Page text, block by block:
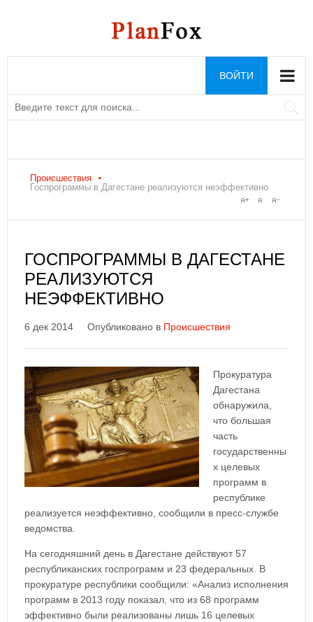
ВОЙТИ
Происшествия
Госпрограммы в Дагестане реализуются неэффективно
ГОСПРОГРАММЫ В ДАГЕСТАНЕ
РЕАЛИЗУЮТСЯ
НЕЭФФЕКТИВНО
6 дек 2014 Опубликовано в Происшествия
Прокуратура
Дагестана
обнаружила,
что большая
часть
государственны
х целевых
программ в
республике
реализуется неэффективно, сообщили в пресс-службе
ведомства.
На сегодняшний день в Дагестане действуют 57
республиканских госпрограмм и 23 федеральных. В
прокуратуре республики сообщили: «Анализ исполнения
программ в 2013 году показал, что из 68 программ
эффективно были реализованы лишь 16 целевых